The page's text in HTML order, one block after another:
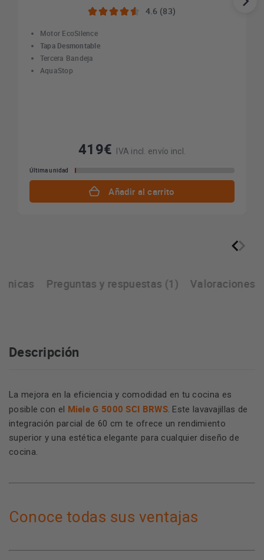
4.6 (83)
Motor EcoSilence
Tapa Desmontable
Tercera Bandeja
AquaStop
419€ IVA incl. envío incl.
Última unidad
Añadir al carrito
Preguntas y respuestas (1) Valoraciones
Descripción
La mejora en la eficiencia y comodidad en tu cocina es
posible con el Miele G 5000 SCI BRWS. Este lavavajillas de
integración parcial de 60 cm te ofrece un rendimiento
superior y una estética elegante para cualquier diseño de
cocina.
Conoce todas sus ventajas